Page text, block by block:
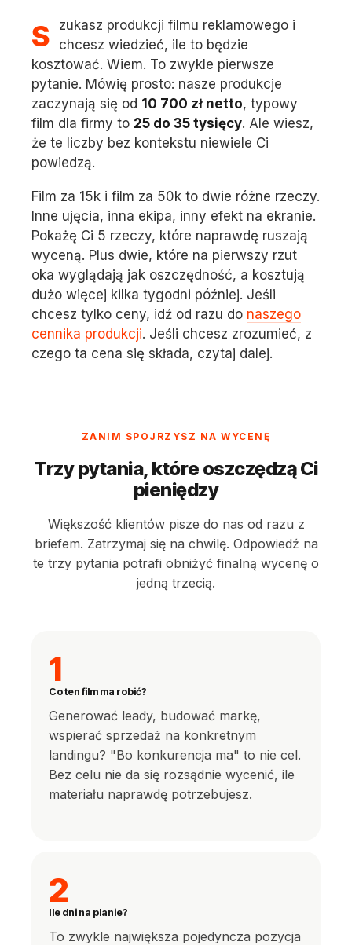
Szukasz produkcji filmu reklamowego i
chcesz wiedzieć, ile to będzie
kosztować. Wiem. To zwykle pierwsze
pytanie. Mówię prosto: nasze produkcje
zaczynają się od 10 700 zł netto, typowy
film dla firmy to 25 do 35 tysięcy. Ale wiesz,
że te liczby bez kontekstu niewiele Ci
powiedzą.
Film za 15k i film za 50k to dwie różne rzeczy.
Inne ujęcia, inna ekipa, inny efekt na ekranie.
Pokażę Ci 5 rzeczy, które naprawdę ruszają
wyceną. Plus dwie, które na pierwszy rzut
oka wyglądają jak oszczędność, a kosztują
dużo więcej kilka tygodni później. Jeśli
chcesz tylko ceny, idź od razu do naszego
cennika produkcji. Jeśli chcesz zrozumieć, z
czego ta cena się składa, czytaj dalej.
ZANIM SPOJRZYSZ NA WYCENĘ
Trzy pytania, które oszczędzą Ci
pieniędzy
Większość klientów pisze do nas od razu z
briefem. Zatrzymaj się na chwilę. Odpowiedź na
te trzy pytania potrafi obniżyć finalną wycenę o
jedną trzecią.
1
Co ten film ma robić?
Generować leady, budować markę,
wspierać sprzedaż na konkretnym
landingu? "Bo konkurencja ma" to nie cel.
Bez celu nie da się rozsądnie wycenić, ile
materiału naprawdę potrzebujesz.
2
Ile dni na planie?
To zwykle największa pojedyncza pozycja